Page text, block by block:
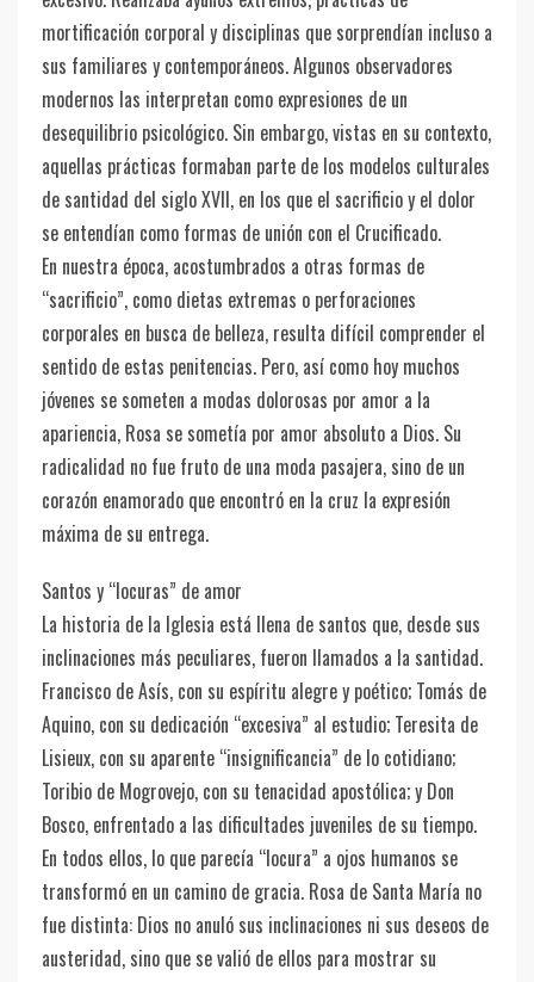
mortificación corporal y disciplinas que sorprendían incluso a
sus familiares y contemporáneos. Algunos observadores
modernos las interpretan como expresiones de un
desequilibrio psicológico. Sin embargo, vistas en su contexto,
aquellas prácticas formaban parte de los modelos culturales
de santidad del siglo XVII, en los que el sacrificio y el dolor
se entendían como formas de unión con el Crucificado.
En nuestra época, acostumbrados a otras formas de
“sacrificio”, como dietas extremas o perforaciones
corporales en busca de belleza, resulta difícil comprender el
sentido de estas penitencias. Pero, así como hoy muchos
jóvenes se someten a modas dolorosas por amor a la
apariencia, Rosa se sometía por amor absoluto a Dios. Su
radicalidad no fue fruto de una moda pasajera, sino de un
corazón enamorado que encontró en la cruz la expresión
máxima de su entrega.
Santos y “locuras” de amor
La historia de la Iglesia está llena de santos que, desde sus
inclinaciones más peculiares, fueron llamados a la santidad.
Francisco de Asís, con su espíritu alegre y poético; Tomás de
Aquino, con su dedicación “excesiva” al estudio; Teresita de
Lisieux, con su aparente “insignificancia” de lo cotidiano;
Toribio de Mogrovejo, con su tenacidad apostólica; y Don
Bosco, enfrentado a las dificultades juveniles de su tiempo.
En todos ellos, lo que parecía “locura” a ojos humanos se
transformó en un camino de gracia. Rosa de Santa María no
fue distinta: Dios no anuló sus inclinaciones ni sus deseos de
austeridad, sino que se valió de ellos para mostrar su